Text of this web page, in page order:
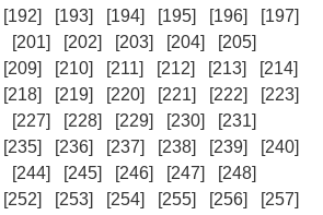
[192] [193] [194] [195] [196]
[197]
[201] [202] [203] [204]
[205]
[209] [210] [211] [212] [213]
[214]
[218] [219] [220] [221] [222]
[223]
[227] [228] [229] [230]
[231]
[235] [236] [237] [238] [239]
[240]
[244] [245] [246] [247]
[248]
[252] [253] [254] [255] [256]
[257]